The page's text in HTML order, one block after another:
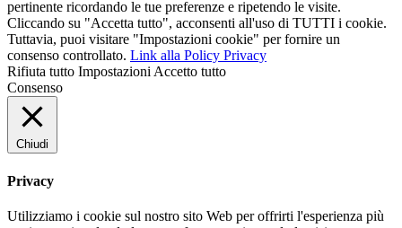
pertinente ricordando le tue preferenze e ripetendo le visite.
Cliccando su "Accetta tutto", acconsenti all'uso di TUTTI i cookie.
Tuttavia, puoi visitare "Impostazioni cookie" per fornire un
consenso controllato. Link alla Policy Privacy
Rifiuta tutto Impostazioni Accetto tutto
Consenso
Chiudi
Privacy
Utilizziamo i cookie sul nostro sito Web per offrirti l'esperienza più